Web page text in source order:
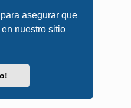
asegurar que
nuestro sitio